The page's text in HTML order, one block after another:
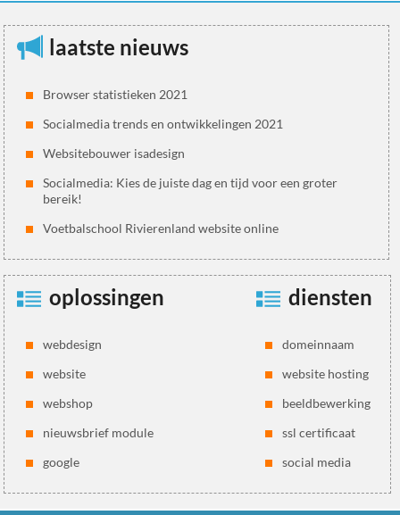
laatste nieuws
Browser statistieken 2021
Socialmedia trends en ontwikkelingen 2021
Websitebouwer isadesign
Socialmedia: Kies de juiste dag en tijd voor een groter
bereik!
Voetbalschool Rivierenland website online
oplossingen
webdesign
website
webshop
nieuwsbrief module
google
diensten
domeinnaam
website hosting
beeldbewerking
ssl certificaat
social media